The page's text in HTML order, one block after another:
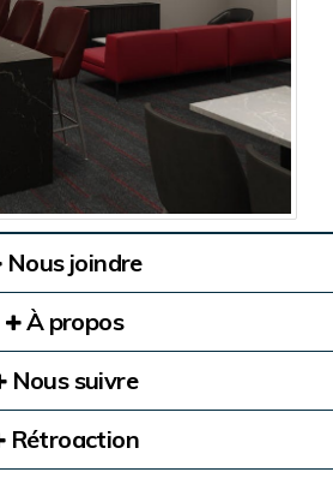
Nous joindre
À propos
Nous suivre
Rétroaction